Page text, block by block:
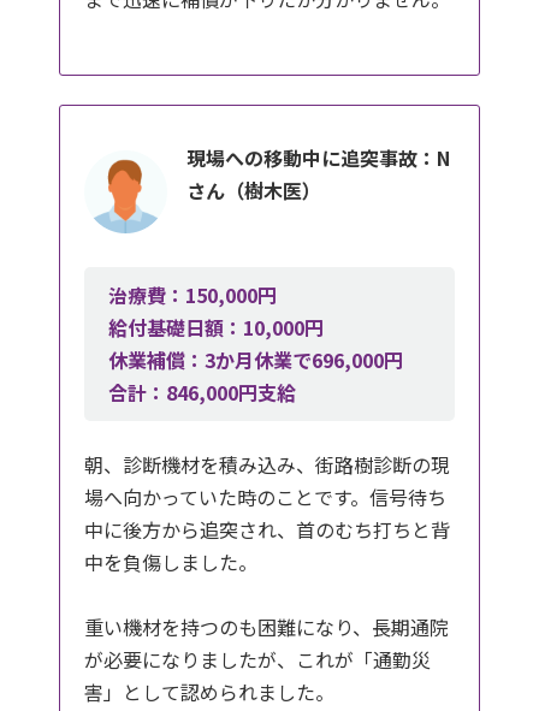
現場への移動中に追突事故：N
さん（樹木医）
治療費：150,000円
給付基礎日額：10,000円
休業補償：3か月休業で696,000円
合計：846,000円支給
朝、診断機材を積み込み、街路樹診断の現
場へ向かっていた時のことです。信号待ち
中に後方から追突され、首のむち打ちと背
中を負傷しました。
重い機材を持つのも困難になり、長期通院
が必要になりましたが、これが「通勤災
害」として認められました。